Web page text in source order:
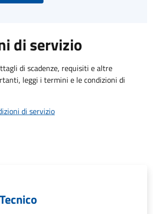
di servizio
di scadenze, requisiti e altre
leggi i termini e le condizioni di
di servizio